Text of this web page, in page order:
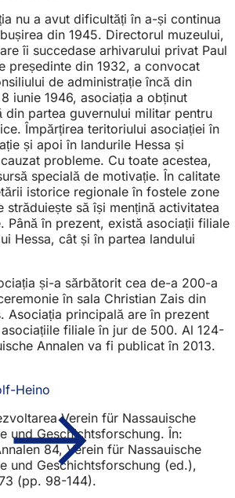
nu a avut dificultăți în a-și continua
din 1945. Directorul muzeului,
îi succedase arhivarului privat Paul
președinte din 1932, a convocat
de administrație încă din
iunie 1946, asociația a obținut
din partea guvernului militar pentru
Împărțirea teritoriului asociației în
și apoi în landurile Hessa și
probleme. Cu toate acestea,
specială de motivație. În calitate
istorice regionale în fostele zone
străduiește să își mențină activitatea
Până în prezent, există asociații filiale
Hessa, cât și în partea landului
și-a sărbătorit cea de-a 200-a
în sala Christian Zais din
Asociația principală are în prezent
filiale în jur de 500. Al 124-
Annalen va fi publicat în 2013.
Heino
Verein für Nassauische
und Geschichtsforschung. În:
84, Verein für Nassauische
und Geschichtsforschung (ed.),
(pp. 98-144).